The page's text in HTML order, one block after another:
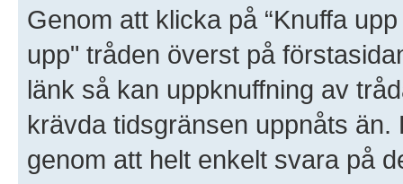
Genom att klicka på “Knuffa
upp" tråden överst på
länk så kan uppknuffning av
krävda tidsgränsen uppnåts
genom att helt enkelt svara på